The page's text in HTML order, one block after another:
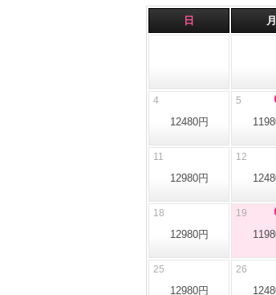
日 月
4
12480円
5
11
12980円
12
18
12980円
19
25
12980円
26